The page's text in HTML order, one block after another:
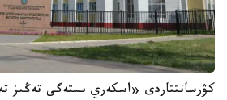
كۋرسانتتاردى «اسكەري ىستەگى تەڭىز